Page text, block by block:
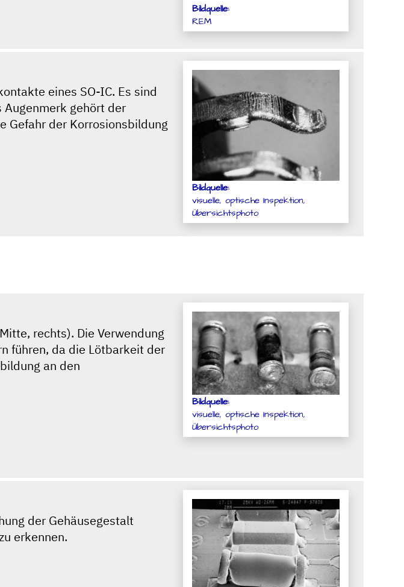
Bildquelle:
REM
eines SO-IC. Es sind
gehört der
Gefahr der Korrosionsbildung
Bildquelle:
visuelle, optische Inspektion,
Übersichtsphoto
rechts). Die Verwendung
führen, da die Lötbarkeit der
an den
Bildquelle:
visuelle, optische Inspektion,
Übersichtsphoto
der Gehäusegestalt
erkennen.